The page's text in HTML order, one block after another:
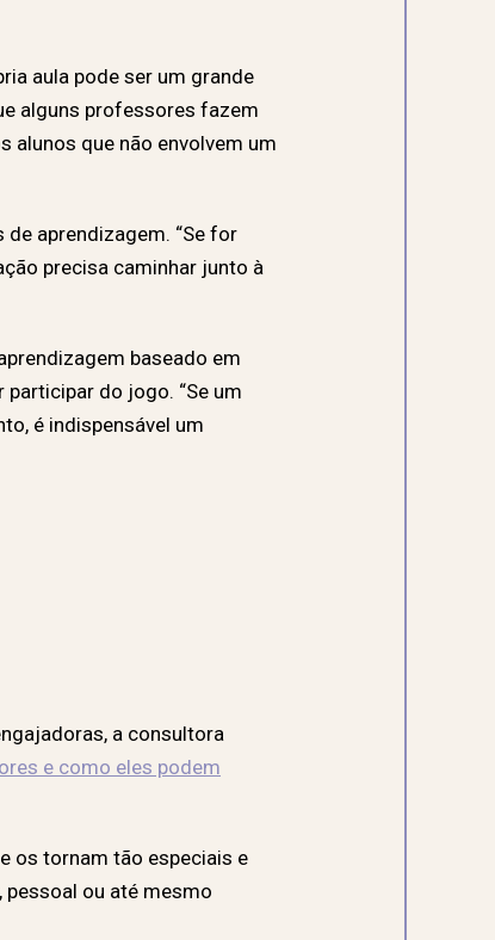
aula pode ser um grande
alguns professores fazem
alunos que não envolvem um
aprendizagem. “Se for
precisa caminhar junto à
baseado em
do jogo. “Se um
é indispensável um
a consultora
e como eles podem
os tornam tão especiais e
ou até mesmo